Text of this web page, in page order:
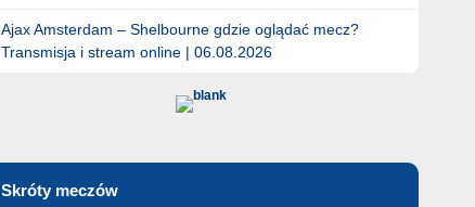
Ajax Amsterdam – Shelbourne gdzie oglądać mecz?
Transmisja i stream online | 06.08.2026
Skróty meczów